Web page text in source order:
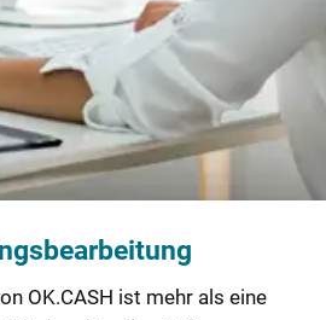
OK.CASH ist mehr als eine